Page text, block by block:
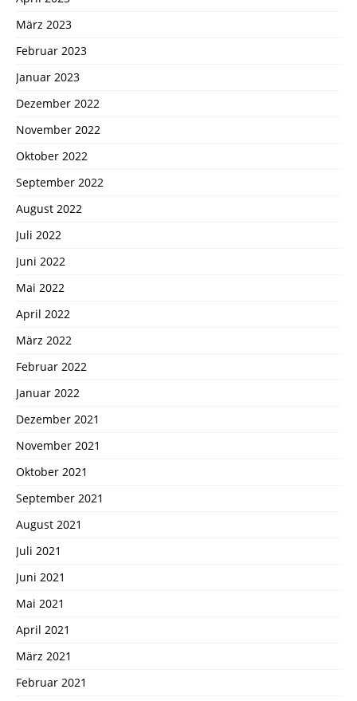
März 2023
Februar 2023
Januar 2023
Dezember 2022
November 2022
Oktober 2022
September 2022
August 2022
Juli 2022
Juni 2022
Mai 2022
April 2022
März 2022
Februar 2022
Januar 2022
Dezember 2021
November 2021
Oktober 2021
September 2021
August 2021
Juli 2021
Juni 2021
Mai 2021
April 2021
März 2021
Februar 2021